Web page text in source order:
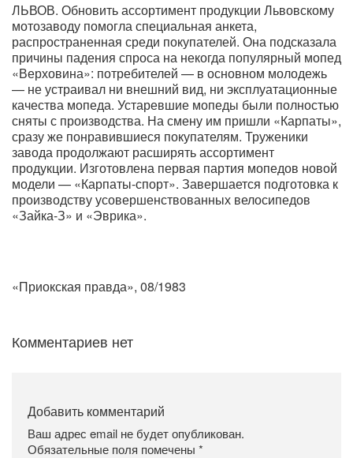
ЛЬВОВ. Обновить ассортимент продукции Львовскому
мотозаводу помогла специальная анкета,
распространенная среди покупателей. Она подсказала
причины падения спроса на некогда популярный мопед
«Верховина»: потребителей — в основном молодежь
— не устраивал ни внешний вид, ни эксплуатационные
качества мопеда. Устаревшие мопеды были полностью
сняты с производства. На смену им пришли «Карпаты»,
сразу же понравившиеся покупателям. Труженики
завода продолжают расширять ассортимент
продукции. Изготовлена первая партия мопедов новой
модели — «Карпаты-спорт». Завершается подготовка к
производству усовершенствованных велосипедов
«Зайка-З» и «Эврика».
«Приокская правда», 08/1983
Комментариев нет
Добавить комментарий
Ваш адрес email не будет опубликован.
Обязательные поля помечены *